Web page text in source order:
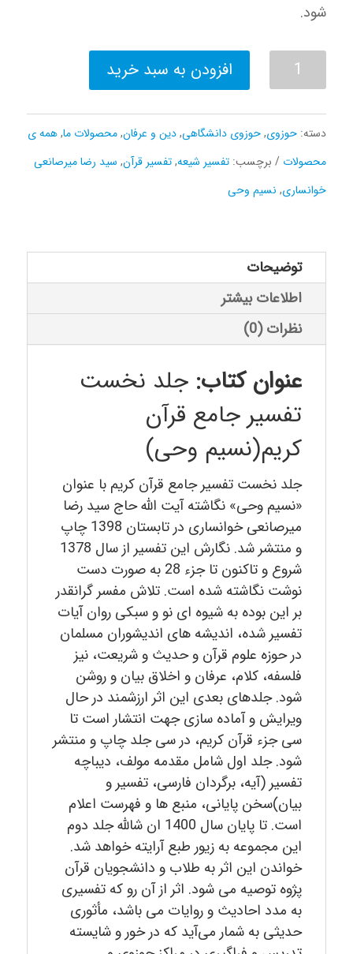
شود.
نسیم
وحی
(تفسیر
افزودن به سبد خرید
دسته: حوزوی,حوزوی دانشگاهی,دین و عرفان,محصولات ما,همه ی
محصولات
برچسب: تفسیر شیعه,تفسیر قرآن, سید رضا میرصانعی
خوانساری, نسیم وحی
توضیحات
اطلاعات بیشتر
نظرات (0)
عنوان کتاب: جلد نخست
تفسیر جامع قرآن
کریم(نسیم وحی)
جلد نخست تفسیر جامع قرآن کریم با عنوان
«نسیم وحی» نگاشته آیت الله حاج سید رضا
میرصانعی خوانساری در تابستان 1398 چاپ
و منتشر شد. نگارش این تفسیر از سال 1378
شروع و تاکنون تا جزء 28 به صورت دست
نوشت نگاشته شده است. تلاش مفسر گرانقدر
بر این بوده به شیوه ای نو و سبکی روان آیات
تفسیر شده، اندیشه های اندیشوران مسلمان
در حوزه علوم قرآن و حدیث و شریعت، نیز
فلسفه، کلام، عرفان و اخلاق بیان و روشن
شود. جلدهای بعدی این اثر ارزشمند در حال
ویرایش و آماده سازی جهت انتشار است تا
سی جزء قرآن کریم، در سی جلد چاپ و منتشر
شود. جلد اول شامل مقدمه مولف، دیباچه
تفسیر (آیه، برگردان فارسی، تفسیر و
بیان)سخن پایانی، منبع ها و فهرست اعلام
است. تا پایان سال 1400 ان شالله جلد دوم
این مجموعه به زیور طبع آرایته خواهد شد.
خواندن این اثر به طلاب و دانشجویان قرآن
پژوه توصیه می شود. اثر از آن رو که تفسیری
به مدد احادیث و روایات می باشد، مأثوری
حدیثی به شمار می‌آید که در خور و شایسته